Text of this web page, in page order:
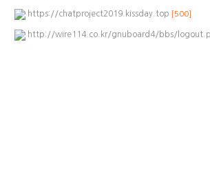
https://chatproject2019.kissday.top [500]
http://wire114.co.kr/gnuboard4/bbs/